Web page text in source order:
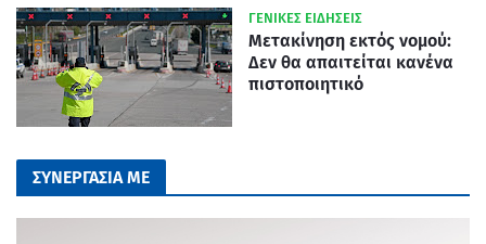
ΓΕΝΙΚΕΣ ΕΙΔΗΣΕΙΣ
Μετακίνηση εκτός νομού:
Δεν θα απαιτείται κανένα
πιστοποιητικό
ΣΥΝΕΡΓΑΣΙΑ ΜΕ